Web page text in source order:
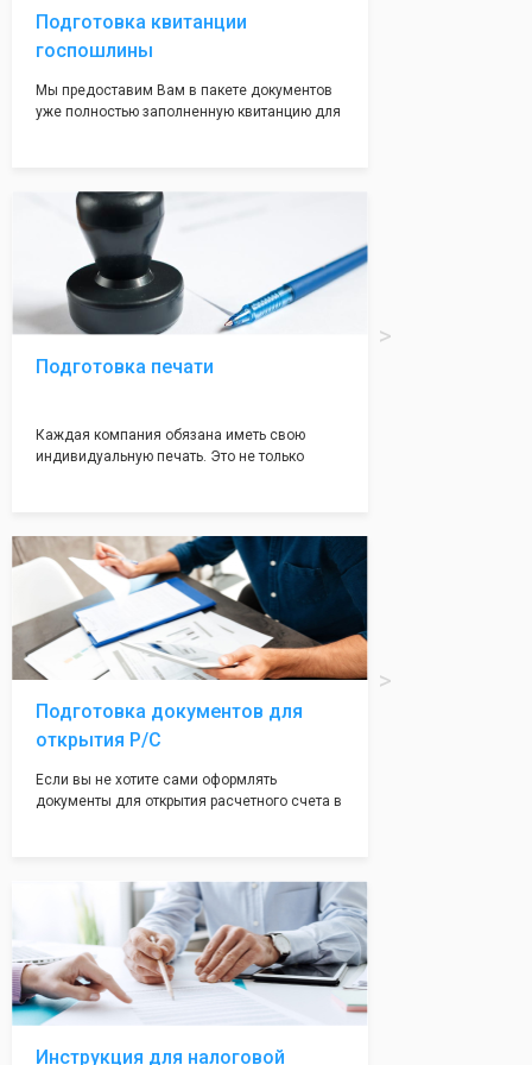
Подготовка квитанции
госпошлины
Мы предоставим Вам в пакете документов
уже полностью заполненную квитанцию для
посредственно в налоговой инспекции при
подаче документов на регистрацию.
Подготовка печати
Каждая компания обязана иметь свою
индивидуальную печать. Это не только
вам поможем с помощью изготовления
печати по индивидуальному эскизу, который
Вы выберете сами из нашего каталога.
Подготовка документов для
открытия Р/С
Если вы не хотите сами оформлять
документы для открытия расчетного счета в
открытия счета, с минимальным затратом
вашего времени и сил!
Инструкция для налоговой